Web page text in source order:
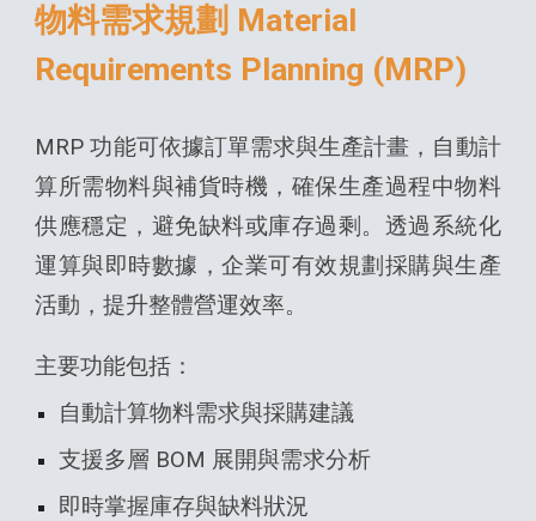
物料需求規劃 Material
Requirements Planning (MRP)
MRP 功能可依據訂單需求與生產計畫，自動計
算所需物料與補貨時機，確保生產過程中物料
供應穩定，避免缺料或庫存過剩。透過系統化
運算與即時數據，企業可有效規劃採購與生產
活動，提升整體營運效率。
主要功能包括：
自動計算物料需求與採購建議
支援多層 BOM 展開與需求分析
即時掌握庫存與缺料狀況